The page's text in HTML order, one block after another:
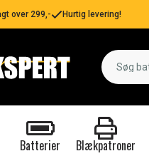
over 299,- Hurtig levering!
Batterier Blækpatroner